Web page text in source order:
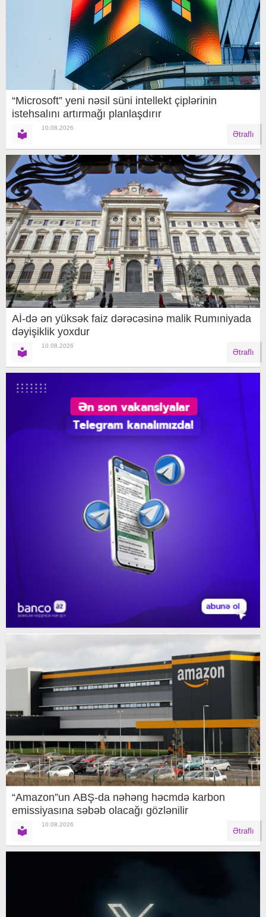
“Microsoft” yeni nəsil süni intellekt çiplərinin
istehsalını artırmağı planlaşdırır
10.08.2026
Ətraflı
Aİ-də ən yüksək faiz dərəcəsinə malik Rumıniyada
dəyişiklik yoxdur
10.08.2026
Ətraflı
“Amazon”un ABŞ-da nəhəng həcmdə karbon
emissiyasına səbəb olacağı gözlənilir
10.08.2026
Ətraflı